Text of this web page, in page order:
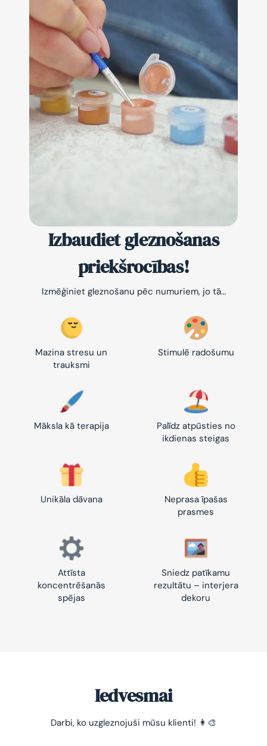
Izbaudiet gleznošanas
priekšrocības!
Izmēģiniet gleznošanu pēc numuriem, jo tā…
Mazina stresu un
trauksmi
Stimulē radošumu
Māksla kā terapija
Palīdz atpūsties no
ikdienas steigas
Unikāla dāvana
Neprasa īpašas
prasmes
Attīsta
koncentrēšanās
spējas
Sniedz patīkamu
rezultātu – interjera
dekoru
Iedvesmai
Darbi, ko uzgleznojuši mūsu klienti! 👩‍🎨